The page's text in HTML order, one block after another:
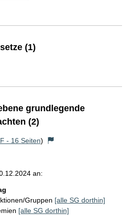
(1)
grundlegende
(2)
- 16 Seiten)
an:
Gruppen [alle SG dorthin]
[alle SG dorthin]